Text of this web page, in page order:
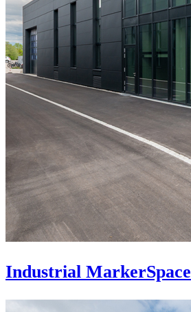
Industrial MarkerSpace